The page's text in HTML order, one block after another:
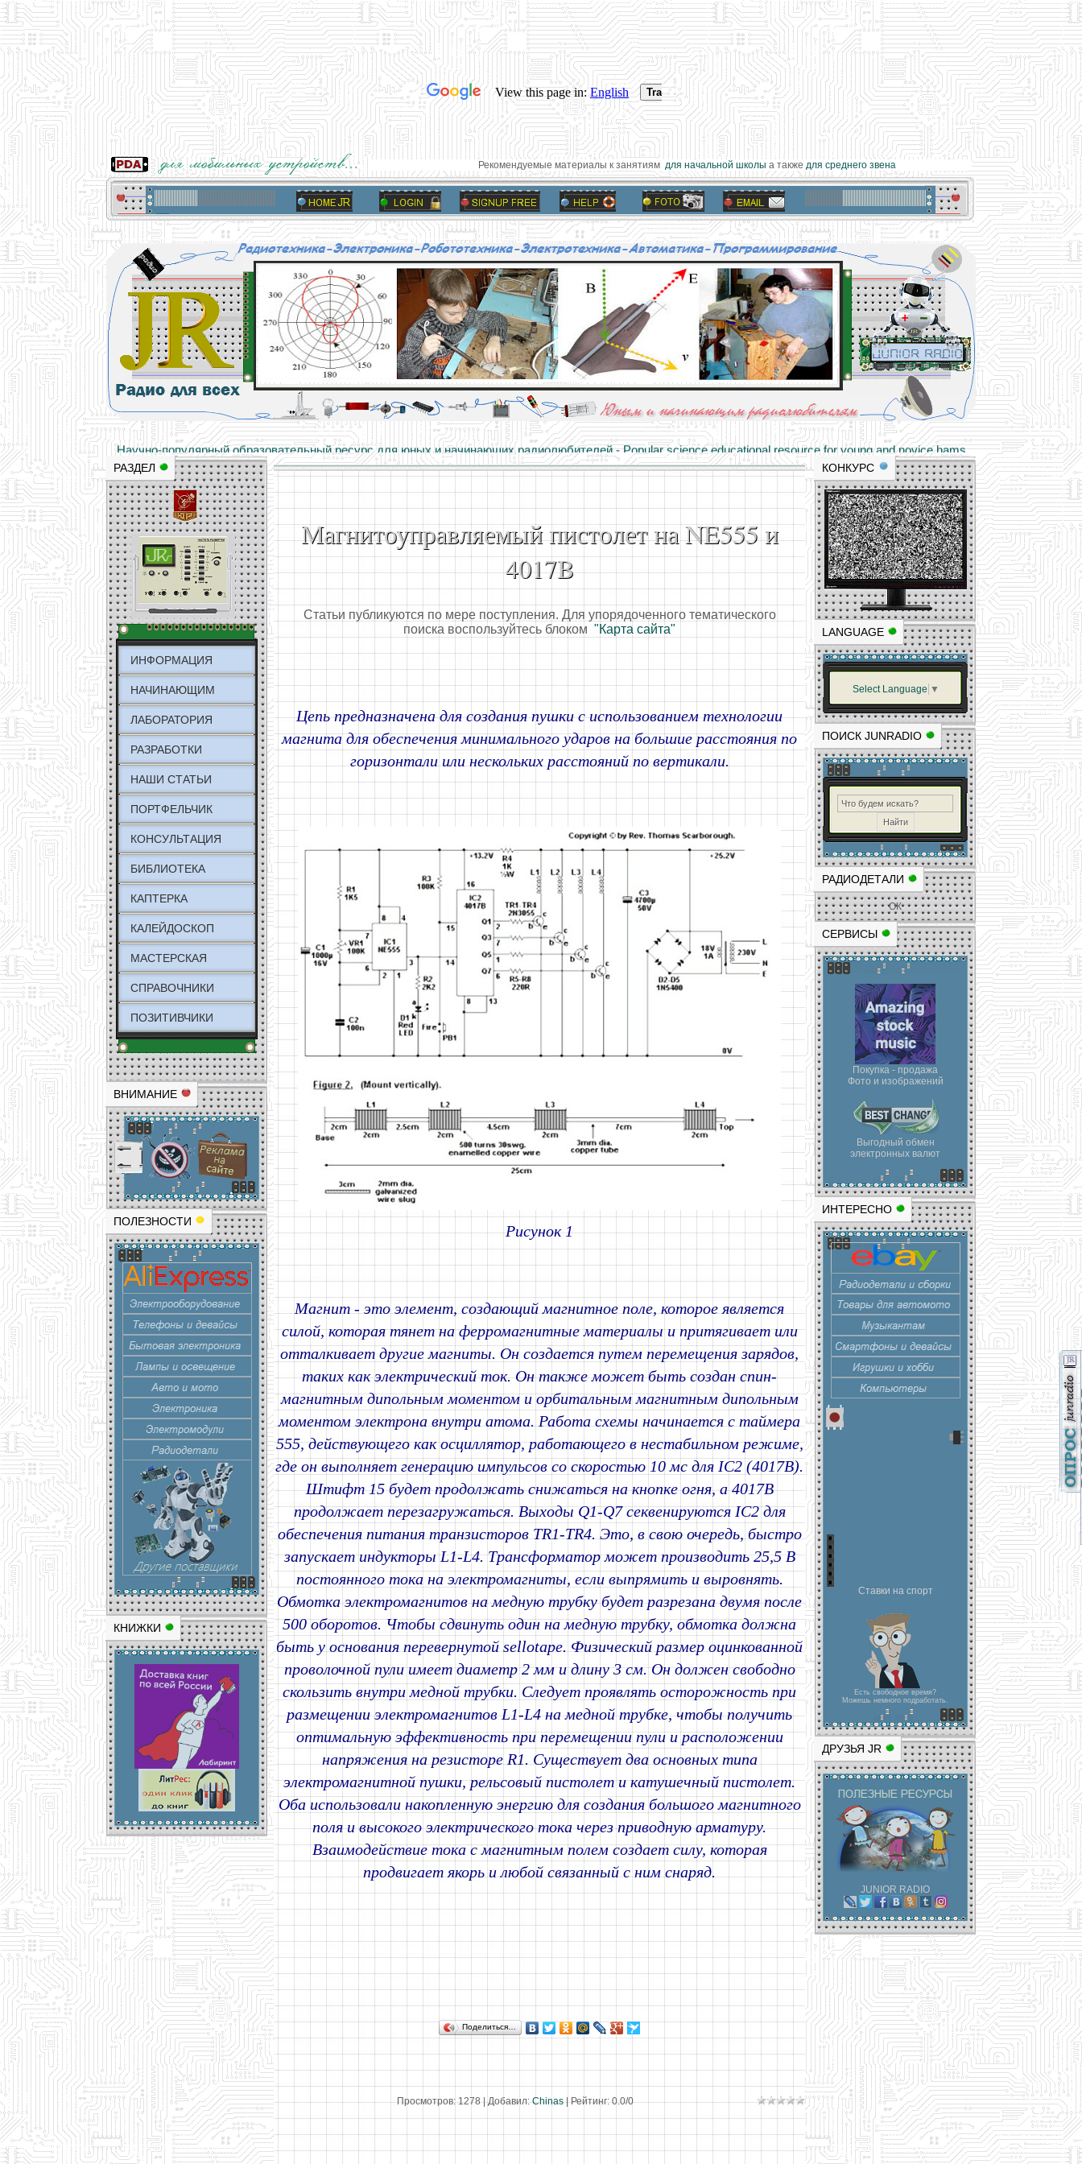
Рекомендуемые материалы к занятиямдля начальной школыа такжедля среднего звена
Научно-популярный образовательный ресурс для юных и начинающих радиолюбителей - Popular science educational resource for young and novice hams
Основы электричества, учебные материалы и опыт профессионалов - Basics of electricity, educational materials and professional experience
РАЗДЕЛ
ИНФОРМАЦИЯ
НАЧИНАЮЩИМ
ЛАБОРАТОРИЯ
РАЗРАБОТКИ
НАШИ СТАТЬИ
ПОРТФЕЛЬЧИК
КОНСУЛЬТАЦИЯ
БИБЛИОТЕКА
КАПТЕРКА
КАЛЕЙДОСКОП
МАСТЕРСКАЯ
СПРАВОЧНИКИ
ПОЗИТИВЧИКИ
ВНИМАНИЕ
ПОЛЕЗНОСТИ
КНИЖКИ
КОНКУРС
LANGUAGE
Select Language ▼
ПОИСК JUNRADIO
РАДИОДЕТАЛИ
ОК
СЕРВИСЫ
Покупка - продажа
Фото и изображений
Выгодный обмен
электронных валют
ИНТЕРЕСНО
Ставки на спорт
Есть свободное время?
Можешь немного подработать.
ДРУЗЬЯ JR
JUNIOR RADIO
Магнитоуправляемый пистолет на NE555 и
4017B
Статьи публикуются по мере поступления. Для упорядоченного тематического
поиска воспользуйтесь блоком "Карта сайта"
Цепь предназначена для создания пушки с использованием технологии
магнита для обеспечения минимального ударов на большие расстояния по
горизонтали или нескольких расстояний по вертикали.
Рисунок 1
Магнит - это элемент, создающий магнитное поле, которое является
силой, которая тянет на ферромагнитные материалы и притягивает или
отталкивает другие магниты. Он создается путем перемещения зарядов,
таких как электрический ток. Он также может быть создан спин-
магнитным дипольным моментом и орбитальным магнитным дипольным
моментом электрона внутри атома. Работа схемы начинается с таймера
555, действующего как осциллятор, работающего в нестабильном режиме,
где он выполняет генерацию импульсов со скоростью 10 мс для IC2 (4017B).
Штифт 15 будет продолжать снижаться на кнопке огня, а 4017B
продолжает перезагружаться. Выходы Q1-Q7 секвенируются IC2 для
обеспечения питания транзисторов TR1-TR4. Это, в свою очередь, быстро
запускает индукторы L1-L4. Трансформатор может производить 25,5 В
постоянного тока на электромагниты, если выпрямить и выровнять.
Обмотка электромагнитов на медную трубку будет разрезана двумя после
500 оборотов. Чтобы сдвинуть один на медную трубку, обмотка должна
быть у основания перевернутой sellotape. Физический размер оцинкованной
проволочной пули имеет диаметр 2 мм и длину 3 см. Он должен свободно
скользить внутри медной трубки. Следует проявлять осторожность при
размещении электромагнитов L1-L4 на медной трубке, чтобы получить
оптимальную эффективность при перемещении пули и расположении
напряжения на резисторе R1. Существует два основных типа
электромагнитной пушки, рельсовый пистолет и катушечный пистолет.
Оба использовали накопленную энергию для создания большого магнитного
поля и высокого электрического тока через приводную арматуру.
Взаимодействие тока с магнитным полем создает силу, которая
продвигает якорь и любой связанный с ним снаряд.
Поделиться…
Просмотров: 1278|Добавил: Chinas |Рейтинг: 0.0/0